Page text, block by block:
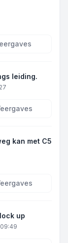
leiding.
kan met C5
up